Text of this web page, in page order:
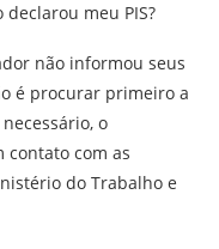
meu PIS?
não informou seus
é procurar primeiro a
o
com as
do Trabalho e